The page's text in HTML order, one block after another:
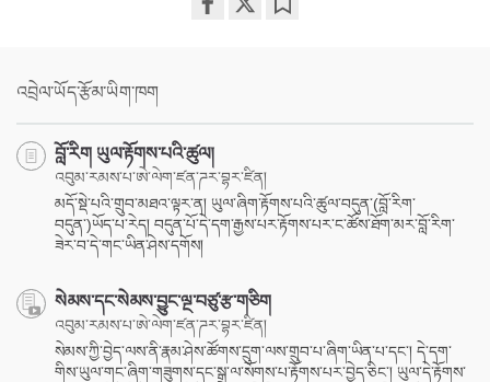
འབྲེལ་ཡོད་རྩོམ་ཡིག་ཁག
བློ་རིག ཡུལ་རྟོགས་པའི་ཚུལ།
འབུམ་རམས་པ་ཨེ་ལེག་ཛན་ཌར་བྷར་ཛིན།
མདོ་སྡེ་པའི་གྲུབ་མཐའ་ལྟར་ན། ཡུལ་ཞིག་རྟོགས་པའི་ཚུལ་བདུན་(བློ་རིག་
བདུན་)ཡོད་པ་རེད། བདུན་པོ་དེ་དག་རྒྱས་པར་རྟོགས་པར་ང་ཚོས་ཐོག་མར་བློ་རིག་
ཟེར་བ་དེ་གང་ཡིན་ཤེས་དགོས།
སེམས་དང་སེམས་བྱུང་ལྔ་བཙུ་རྩ་གཅིག
འབུམ་རམས་པ་ཨེ་ལེག་ཛན་ཌར་བྷར་ཛིན།
སེམས་ཀྱི་བྱེད་ལས་ནི་རྣམ་ཤེས་ཚོགས་དྲུག་ལས་གྲུབ་པ་ཞིག་ཡིན་པ་དང་། དེ་དག་
གིས་ཡུལ་གང་ཞིག་གཟུགས་དང་སྒྲ་ལ་སོགས་པ་རྟོགས་པར་བྱེད་ཅིང་། ཡུལ་དེ་རྟོགས་